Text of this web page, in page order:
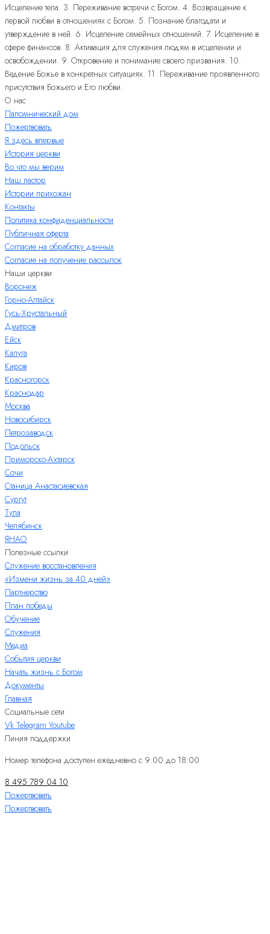
Исцеление тела. 3. Переживание встречи с Богом. 4. Возвращение к
первой любви в отношениях с Богом. 5. Познание благодати и
утверждение в ней. 6. Исцеление семейных отношений. 7. Исцеление в
сфере финансов. 8. Активация для служения людям в исцелении и
освобождении. 9. Откровение и понимание своего призвания. 10.
Ведение Божье в конкретных ситуациях. 11. Переживание проявленного
присутствия Божьего и Его любви.
О нас
Паломнический дом
Пожертвовать
Я здесь впервые
История церкви
Во что мы верим
Наш пастор
Истории прихожан
Контакты
Политика конфиденциальности
Публичная оферта
Согласие на обработку данных
Согласие на получение рассылок
Наши церкви
Воронеж
Горно-Алтайск
Гусь-Хрустальный
Дмитров
Ейск
Калуга
Киров
Красногорск
Краснодар
Москва
Новосибирск
Петрозаводск
Подольск
Приморско-Ахтарск
Сочи
Станица Анастасиевская
Сургут
Тула
Челябинск
ЯНАО
Полезные ссылки
Служение восстановления
«Измени жизнь за 40 дней»
Партнерство
План победы
Обучение
Служения
Медиа
События церкви
Начать жизнь с Богом
Документы
Главная
Социальные сети
Vk Telegram Youtube
Линия поддержки
Номер телефона доступен ежедневно с 9:00 до 18:00
8 495 789 04 10
Пожертвовать
Пожертвовать